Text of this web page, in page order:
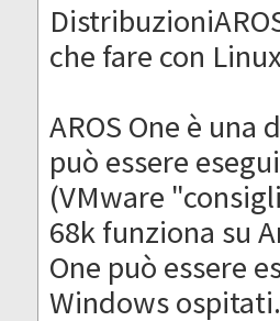
che fare con
AROS One è
può essere
(VMware
68k funziona su
One può essere
Windows ospitati.